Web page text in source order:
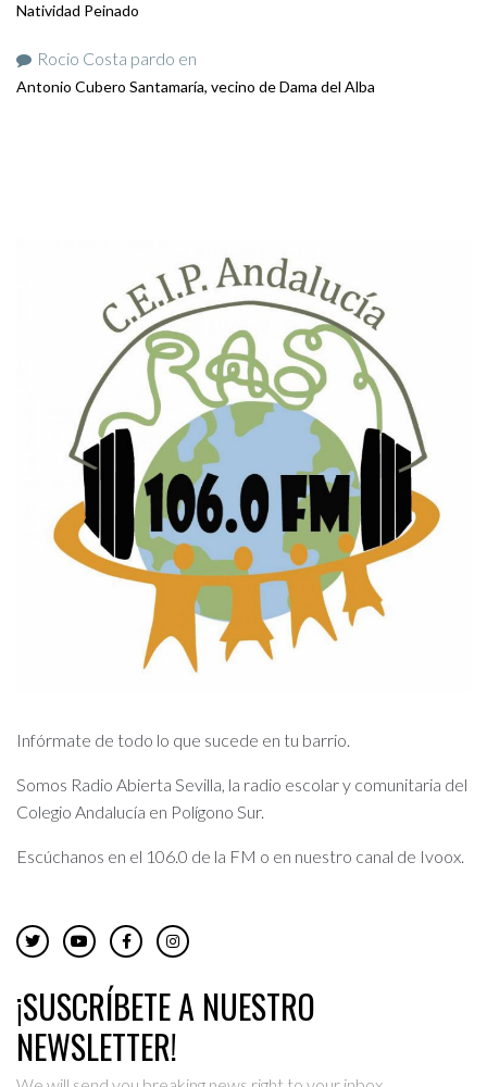
Natividad Peinado
Rocio Costa pardo en
Antonio Cubero Santamaría, vecino de Dama del Alba
Infórmate de todo lo que sucede en tu barrio.
Somos Radio Abierta Sevilla, la radio escolar y comunitaria del
Colegio Andalucía en Polígono Sur.
Escúchanos en el 106.0 de la FM o en nuestro canal de Ivoox.
¡SUSCRÍBETE A NUESTRO
NEWSLETTER!